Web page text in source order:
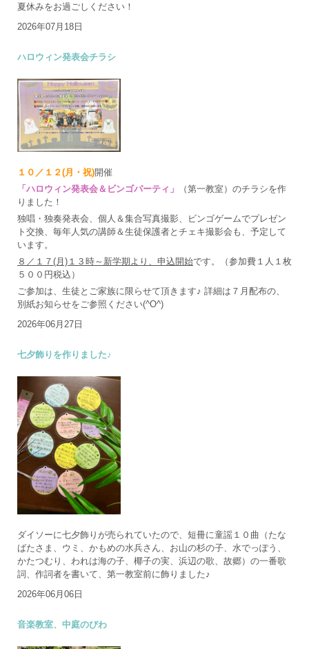
夏休みをお過ごしください！
2026年07月18日
ハロウィン発表会チラシ
１０／１２(月・祝)開催
「ハロウィン発表会＆ビンゴパーティ」
（第一教室）のチラシを作
りました！
独唱・独奏発表会、個人＆集合写真撮影、ビンゴゲームでプレゼン
ト交換、毎年人気の講師＆生徒保護者とチェキ撮影会も、予定して
います。
８／１７(月)１３時～新学期より、申込開始です。（参加費１人１枚
５００円税込）
ご参加は、生徒とご家族に限らせて頂きます♪ 詳細は７月配布の、
別紙お知らせをご参照ください(^O^)
2026年06月27日
七夕飾りを作りました♪
ダイソーに七夕飾りが売られていたので、短冊に童謡１０曲（たな
ばたさま、ウミ、かもめの水兵さん、お山の杉の子、水でっぽう、
かたつむり、われは海の子、椰子の実、浜辺の歌、故郷）の一番歌
詞、作詞者を書いて、第一教室前に飾りました♪
2026年06月06日
音楽教室、中庭のびわ